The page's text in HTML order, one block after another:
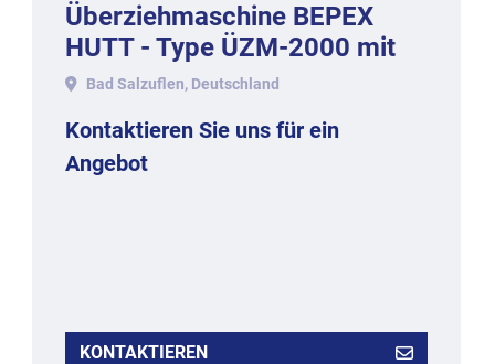
Überziehmaschine BEPEX
HUTT - Type ÜZM-2000 mit
ca. 1.050 mm Arbeitsbreite.
Bad Salzuflen, Deutschland
Kontaktieren Sie uns für ein
Angebot
KONTAKTIEREN